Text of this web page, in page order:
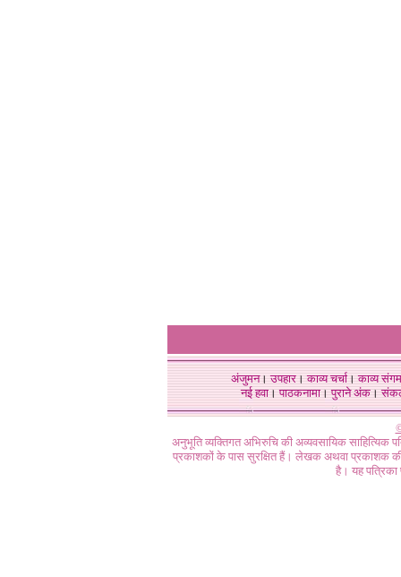
अंजुमन।उपहार।काव्य चर्चा।काव्य संगम
नई हवा। पाठकनामा। पुराने अंक।
अनुभूति व्यक्तिगत अभिरुचि की अव्यवसायिक
प्रकाशकों के पास सुरक्षित हैं। लेखक अथवा प्रकाशक की
है। यह पत्रिका